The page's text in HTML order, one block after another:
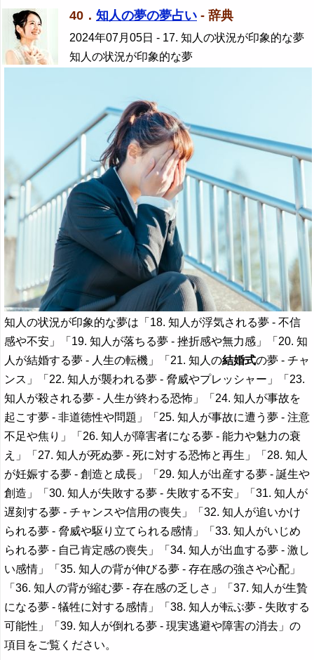
40． 知人の夢の夢占い - 辞典
2024年07月05日 - 17. 知人の状況が印象的な夢
知人の状況が印象的な夢
知人の状況が印象的な夢は「18. 知人が浮気される夢 - 不信
感や不安」「19. 知人が落ちる夢 - 挫折感や無力感」「20. 知
人が結婚する夢 - 人生の転機」「21. 知人の結婚式の夢 - チャ
ンス」「22. 知人が襲われる夢 - 脅威やプレッシャー」「23.
知人が殺される夢 - 人生が終わる恐怖」「24. 知人が事故を
起こす夢 - 非道徳性や問題」「25. 知人が事故に遭う夢 - 注意
不足や焦り」「26. 知人が障害者になる夢 - 能力や魅力の衰
え」「27. 知人が死ぬ夢 - 死に対する恐怖と再生」「28. 知人
が妊娠する夢 - 創造と成長」「29. 知人が出産する夢 - 誕生や
創造」「30. 知人が失敗する夢 - 失敗する不安」「31. 知人が
遅刻する夢 - チャンスや信用の喪失」「32. 知人が追いかけ
られる夢 - 脅威や駆り立てられる感情」「33. 知人がいじめ
られる夢 - 自己肯定感の喪失」「34. 知人が出血する夢 - 激し
い感情」「35. 知人の背が伸びる夢 - 存在感の強さや心配」
「36. 知人の背が縮む夢 - 存在感の乏しさ」「37. 知人が生贄
になる夢 - 犠牲に対する感情」「38. 知人が転ぶ夢 - 失敗する
可能性」「39. 知人が倒れる夢 - 現実逃避や障害の消去」の
項目をご覧ください。